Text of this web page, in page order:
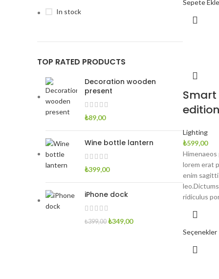
In stock
TOP RATED PRODUCTS
Decoration wooden
present
₺89,00
Wine bottle lantern
₺399,00
iPhone dock
₺399,00 Orijinal
₺349,00Şu
Sepete Ekle
Lighting
₺599,00
lorem erat
enim
ridiculus
Seçenekler